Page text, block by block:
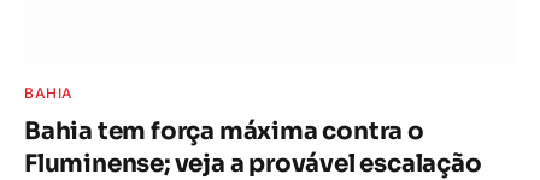
BAHIA
Bahia tem força máxima contra o
Fluminense; veja a provável escalação